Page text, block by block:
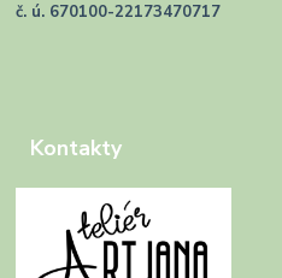
č. ú. 670100-22173470717
Kontakty